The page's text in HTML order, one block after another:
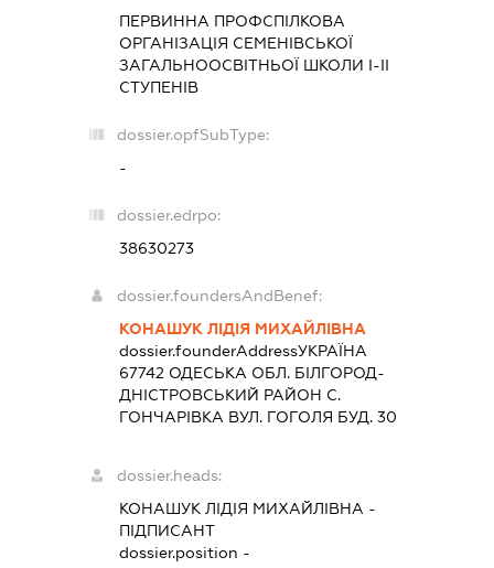
ПЕРВИННА ПРОФСПІЛКОВА
ОРГАНІЗАЦІЯ СЕМЕНІВСЬКОЇ
ЗАГАЛЬНООСВІТНЬОЇ ШКОЛИ І-ІІ
СТУПЕНІВ
dossier.opfSubType:
-
dossier.edrpo:
38630273
dossier.foundersAndBenef:
КОНАШУК ЛІДІЯ МИХАЙЛІВНА
dossier.founderAddressУКРАЇНА
67742 ОДЕСЬКА ОБЛ. БIЛГОРОД-
ДНIСТРОВСЬКИЙ РАЙОН С.
ГОНЧАРІВКА ВУЛ. ГОГОЛЯ БУД. 30
dossier.heads:
КОНАШУК ЛІДІЯ МИХАЙЛІВНА -
ПІДПИСАНТ
dossier.position -